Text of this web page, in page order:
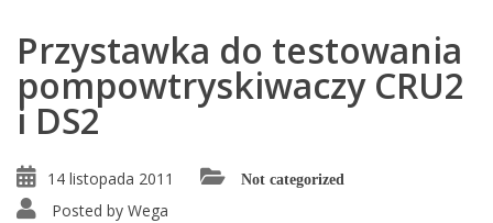
Przystawka do testowania
pompowtryskiwaczy CRU2
i DS2
14 listopada 2011 Not categorized
Posted by Wega